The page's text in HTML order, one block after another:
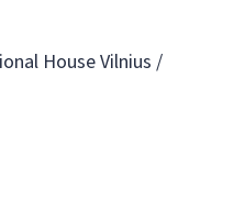
House Vilnius /